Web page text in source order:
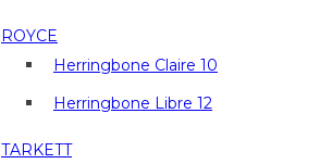
ROYCE
Herringbone Claire 10
Herringbone Libre 12
TARKETT